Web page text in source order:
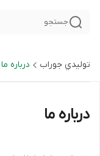
جستجو
توليدي جوراب درباره ما
درباره ما